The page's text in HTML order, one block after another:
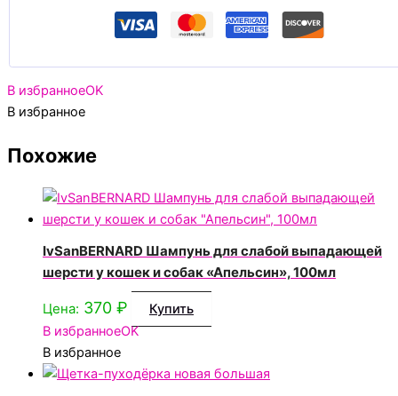
В избранноеOK
В избранное
Похожие
IvSanBERNARD Шампунь для слабой выпадающей
шерсти у кошек и собак «Апельсин», 100мл
Цена: 370 ₽
Купить
В избранноеOK
В избранное